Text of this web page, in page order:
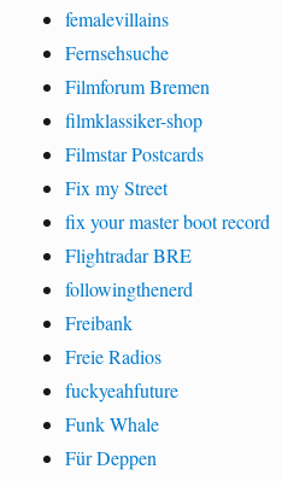
femalevillains
Fernsehsuche
Filmforum Bremen
filmklassiker-shop
Filmstar Postcards
Fix my Street
fix your master boot record
Flightradar BRE
followingthenerd
Freibank
Freie Radios
fuckyeahfuture
Funk Whale
Für Deppen